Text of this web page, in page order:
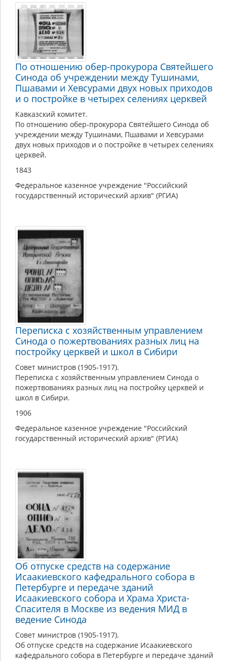
Финансирование
строительства,
содержания,
реставрации
храмов
и
школ
По отношению обер-прокурора Святейшего
Синода об учреждении между Тушинами,
Пшавами и Хевсурами двух новых приходов
и о постройке в четырех селениях церквей
Кавказский комитет.
По отношению обер-прокурора Святейшего Синода об
учреждении между Тушинами, Пшавами и Хевсурами
двух новых приходов и о постройке в четырех селениях
церквей.
1843
Федеральное казенное учреждение "Российский
государственный исторический архив" (РГИА)
Переписка с хозяйственным управлением
Синода о пожертвованиях разных лиц на
постройку церквей и школ в Сибири
Совет министров (1905-1917).
Переписка с хозяйственным управлением Синода о
пожертвованиях разных лиц на постройку церквей и
школ в Сибири.
1906
Федеральное казенное учреждение "Российский
государственный исторический архив" (РГИА)
Об отпуске средств на содержание
Исаакиевского кафедрального собора в
Петербурге и передаче зданий
Исаакиевского собора и Храма Христа-
Спасителя в Москве из ведения МИД в
ведение Синода
Совет министров (1905-1917).
Об отпуске средств на содержание Исаакиевского
кафедрального собора в Петербурге и передаче зданий